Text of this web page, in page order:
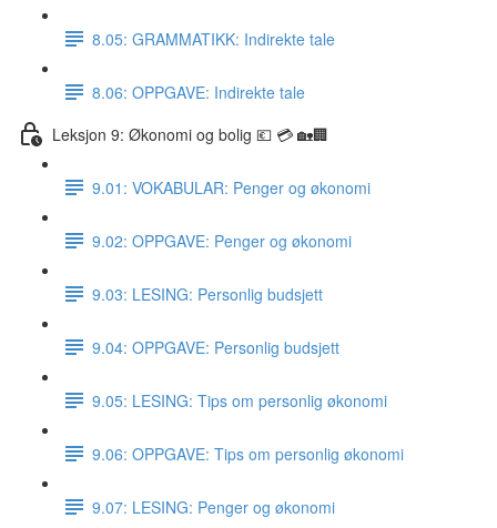
8.05: GRAMMATIKK: Indirekte tale
8.06: OPPGAVE: Indirekte tale
Leksjon 9: Økonomi og bolig 💶 💳 🏡🏢
9.01: VOKABULAR: Penger og økonomi
9.02: OPPGAVE: Penger og økonomi
9.03: LESING: Personlig budsjett
9.04: OPPGAVE: Personlig budsjett
9.05: LESING: Tips om personlig økonomi
9.06: OPPGAVE: Tips om personlig økonomi
9.07: LESING: Penger og økonomi